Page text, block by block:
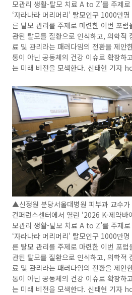
모관리 생활-탈모 치료 A to Z’를 주제
‘자라나라 머리머리’ 탈모인구 1000만
른 탈모 관리를 주제로 마련한 이번 포
관된 탈모를 질환으로 인식하고, 의학적
료 및 관리라는 패러다임의 전환을 제안
통이 아닌 공동체의 건강 이슈로 확장하
는 미래 비전을 모색한다. 신태현 기자
▲신정원 분당서울대병원 피부과 교수
컨퍼런스센터에서 열린 ‘2026 K-제약바
모관리 생활-탈모 치료 A to Z’를 주제
‘자라나라 머리머리’ 탈모인구 1000만
른 탈모 관리를 주제로 마련한 이번 포
관된 탈모를 질환으로 인식하고, 의학적
료 및 관리라는 패러다임의 전환을 제안
통이 아닌 공동체의 건강 이슈로 확장하
는 미래 비전을 모색한다. 신태현 기자